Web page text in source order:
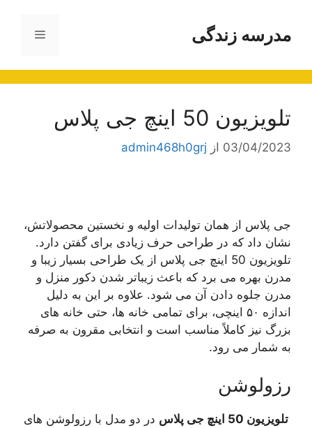
محتوامدرسه زندگی فهرست
تلویزیون 50 اینچ جی پلاس
03/04/2023 از admin468h0grj
جی پلاس از همان تولیدات اولیه و نخستین محصولاتش،
نشان داد که در طراحی حرف زیادی برای گفتن دارد.
تلویزیون 50 اینچ جی پلاس از یک طراحی بسیار زیبا و
مدرن بهره می برد که باعث زیباتر شدن دکور منزل و
مدرن جلوه دادن آن می شود. علاوه بر این به دلیل
اندازه ۵۰ اینچی، برای تمامی خانه ها، حتی خانه های
بزرگ نیز کاملاً مناسب است و انتخابی مقرون به صرفه
به شمار می رود.
رزولوشن
تلویزیون 50 اینچ جی پلاس
در دو مدل با رزولوشن های